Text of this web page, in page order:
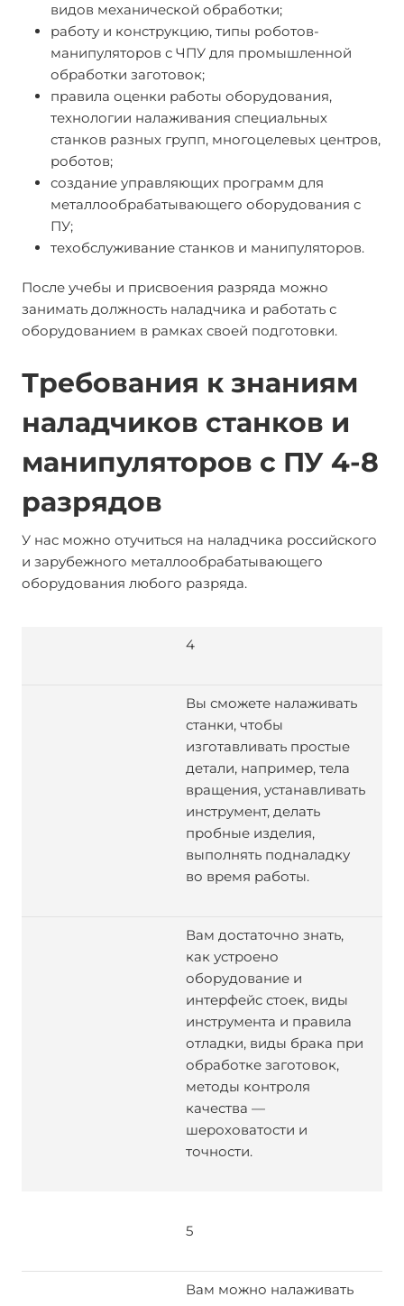
видов механической обработки;
работу и конструкцию, типы роботов-
манипуляторов с ЧПУ для промышленной
обработки заготовок;
правила оценки работы оборудования,
технологии налаживания специальных
станков разных групп, многоцелевых центров,
роботов;
создание управляющих программ для
металлообрабатывающего оборудования с
ПУ;
техобслуживание станков и манипуляторов.
После учебы и присвоения разряда можно
занимать должность наладчика и работать с
оборудованием в рамках своей подготовки.
Требования к знаниям
наладчиков станков и
манипуляторов с ПУ 4-8
разрядов
У нас можно отучиться на наладчика российского
и зарубежного металлообрабатывающего
оборудования любого разряда.
4
Вы сможете налаживать
станки, чтобы
изготавливать простые
детали, например, тела
вращения, устанавливать
инструмент, делать
пробные изделия,
выполнять подналадку
во время работы.
Вам достаточно знать,
как устроено
оборудование и
интерфейс стоек, виды
инструмента и правила
отладки, виды брака при
обработке заготовок,
методы контроля
качества —
шероховатости и
точности.
5
Вам можно налаживать